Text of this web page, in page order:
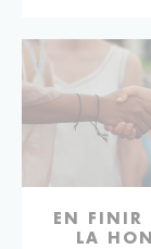
EN FINIR
LA